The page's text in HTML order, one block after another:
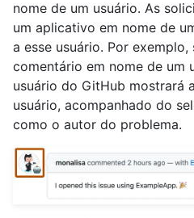
nome de um usuário. As
um aplicativo em nome de
a esse usuário. Por
comentário em nome de um
usuário do GitHub mostrará
usuário, acompanhado do
como o autor do problema.